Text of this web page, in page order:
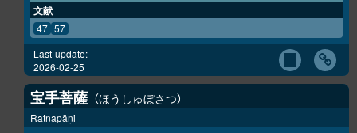
文献
47 57
Last-update:
2026-02-25
宝手菩薩 ほうしゅぼさつ
Ratnapāṇi